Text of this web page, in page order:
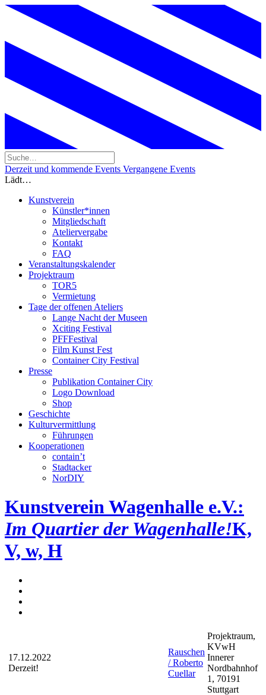
Derzeit und kommende Events Vergangene Events
Lädt…
Kunstverein
Künstler*innen
Mitgliedschaft
Ateliervergabe
Kontakt
FAQ
Veranstaltungskalender
Projektraum
TOR5
Vermietung
Tage der offenen Ateliers
Lange Nacht der Museen
Xciting Festival
PFFFestival
Film Kunst Fest
Container City Festival
Presse
Publikation Container City
Logo Download
Shop
Geschichte
Kulturvermittlung
Führungen
Kooperationen
contain’t
Stadtacker
NorDIY
Kunstverein Wagenhalle e.V.:
Im Quartier der Wagenhalle!K,
V, w, H
17.12.2022
Derzeit!
Rauschen
/ Roberto
Cuellar
Projektraum,
KVwH
Innerer
Nordbahnhof
1, 70191
Stuttgart